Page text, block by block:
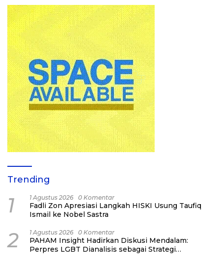
Trending
1 1 Agustus 2026 0 Komentar
Fadli Zon Apresiasi Langkah HISKI Usung Taufiq
Ismail ke Nobel Sastra
2 1 Agustus 2026 0 Komentar
PAHAM Insight Hadirkan Diskusi Mendalam:
Perpres LGBT Dianalisis sebagai Strategi